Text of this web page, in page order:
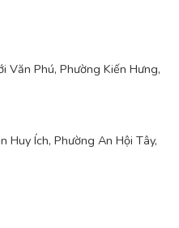
Phú, Phường Kiến Hưng,
Huy Ích, Phường An Hội Tây,